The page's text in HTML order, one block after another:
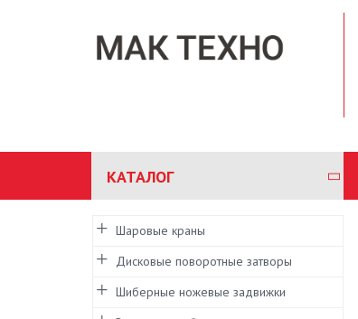
КАТАЛОГ
Шаровые краны
Дисковые поворотные затворы
Шиберные ножевые задвижки